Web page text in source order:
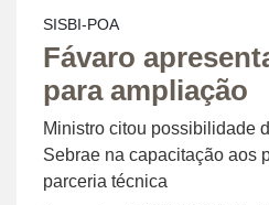
SISBI-POA
Fávaro
para ampliação
Ministro citou possibilidade
Sebrae na capacitação aos
parceria técnica